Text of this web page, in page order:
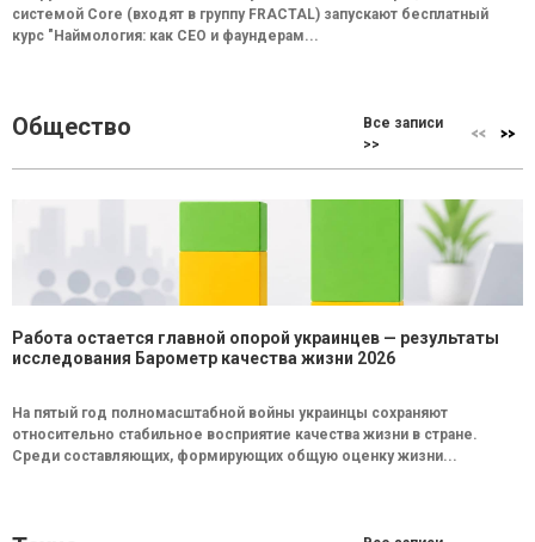
системой Core (входят в группу FRACTAL) запускают бесплатный
курс "Наймология: как СEO и фаундерам...
Общество
Все записи
>>
Работа остается главной опорой украинцев — результаты
исследования Барометр качества жизни 2026
На пятый год полномасштабной войны украинцы сохраняют
относительно стабильное восприятие качества жизни в стране.
Среди составляющих, формирующих общую оценку жизни...